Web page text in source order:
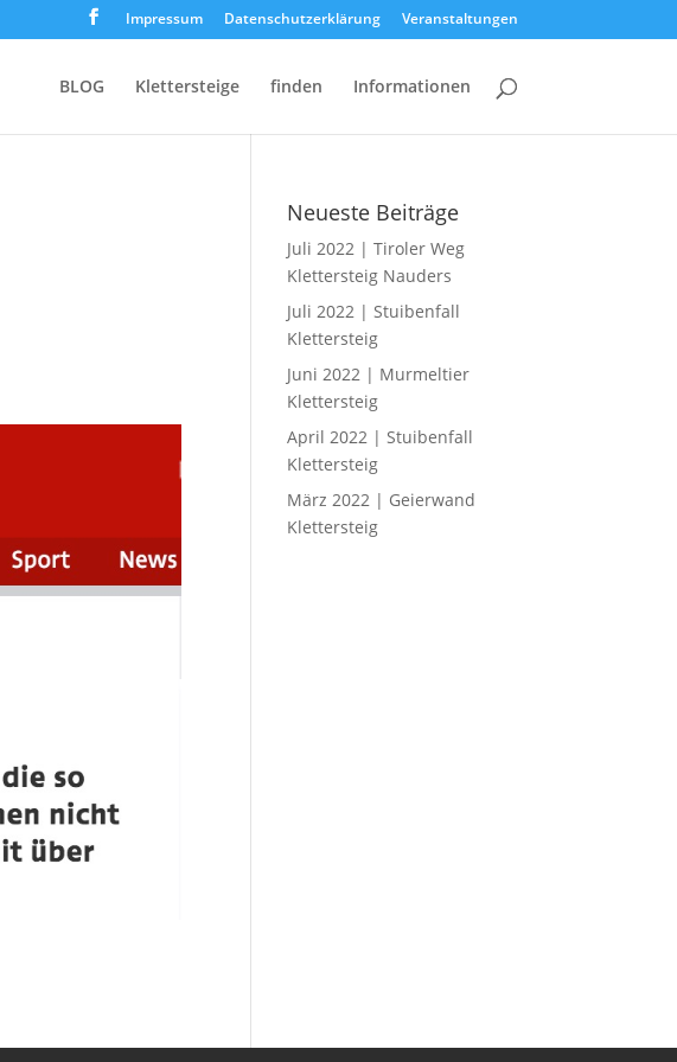
Impressum Datenschutzerklärung Veranstaltungen
BLOG Klettersteige finden Informationen
Neueste Beiträge
Juli 2022 | Tiroler Weg
Klettersteig Nauders
Juli 2022 | Stuibenfall
Klettersteig
Juni 2022 | Murmeltier
Klettersteig
April 2022 | Stuibenfall
Klettersteig
März 2022 | Geierwand
Klettersteig